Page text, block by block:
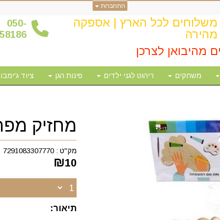
התחברות
משלוחים לכל הארץ | אספקה
מהירה
050-
מהיבואן לצרכן
משחקים ריהוט לגני ילדים פינות הגן ציוד
מחזיק
מק"ט :7291083307770
₪10
תיאור: